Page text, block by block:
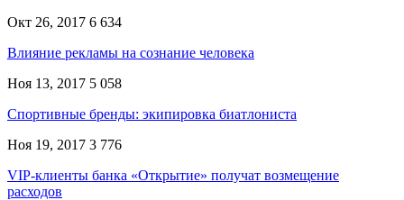
Окт 26, 2017 6 634
Влияние рекламы на сознание человека
Ноя 13, 2017 5 058
Спортивные бренды: экипировка биатлониста
Ноя 19, 2017 3 776
VIP-клиенты банка «Открытие» получат возмещение
расходов